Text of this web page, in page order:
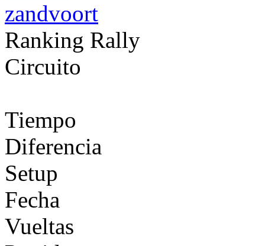
zandvoort
Ranking Rally
Circuito
Tiempo
Diferencia
Setup
Fecha
Vueltas